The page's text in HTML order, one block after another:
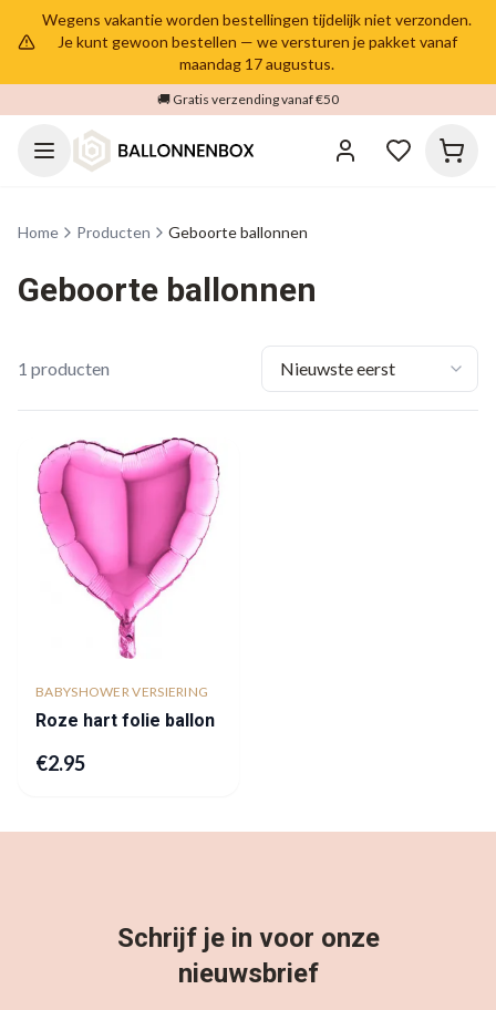
Wegens vakantie worden bestellingen tijdelijk niet verzonden.
Je kunt gewoon bestellen — we versturen je pakket vanaf
maandag 17 augustus.
🚚 Gratis verzending vanaf €50
Home Producten Geboorte ballonnen
Geboorte ballonnen
1 producten
BABYSHOWER VERSIERING
Roze hart folie ballon
€2.95
Schrijf je in voor onze
nieuwsbrief